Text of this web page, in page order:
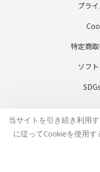
プラ
特定商
ソフ
Copyright
当サイトを引き続き利用
に従ってCookieを使用す